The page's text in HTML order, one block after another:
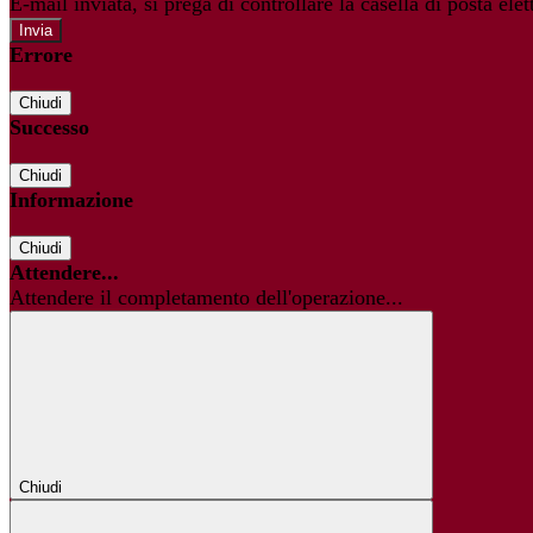
Errore
Chiudi
Successo
Chiudi
Informazione
Chiudi
Attendere...
Attendere il completamento dell'operazione...
Chiudi